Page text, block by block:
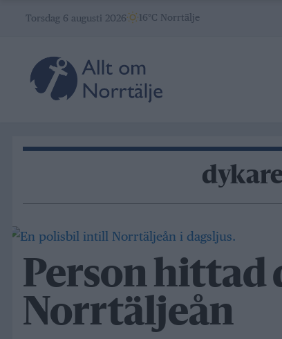
Torsdag 6 augusti 2026 16°C Norrtälje
Person hittad
Norrtäljeån